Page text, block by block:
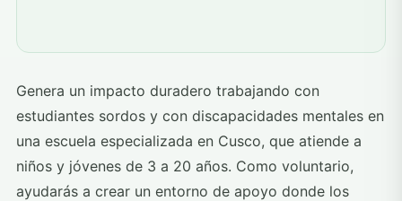
Genera un impacto duradero trabajando con
estudiantes sordos y con discapacidades mentales en
una escuela especializada en Cusco, que atiende a
niños y jóvenes de 3 a 20 años. Como voluntario,
ayudarás a crear un entorno de apoyo donde los